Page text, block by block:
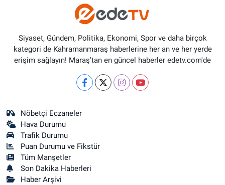
Siyaset, Gündem, Politika, Ekonomi, Spor ve daha birçok
kategori de Kahramanmaraş haberlerine her an ve her yerde
erişim sağlayın! Maraş'tan en güncel haberler edetv.com'de
Nöbetçi Eczaneler
Hava Durumu
Trafik Durumu
Puan Durumu ve Fikstür
Tüm Manşetler
Son Dakika Haberleri
Haber Arşivi